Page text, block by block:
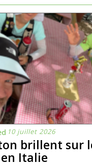
10 juillet 2026
brillent sur
en Italie